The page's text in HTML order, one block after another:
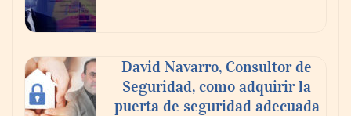
David Navarro, Consultor de
Seguridad, como adquirir la
puerta de seguridad adecuada